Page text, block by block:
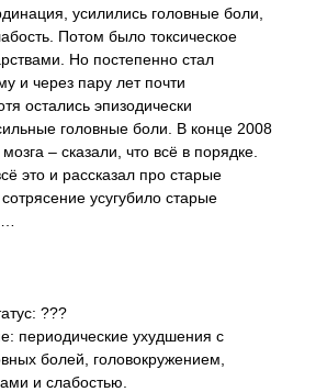
усилились головные боли,
Потом было токсическое
Но постепенно стал
и через пару лет почти
остались эпизодически
головные боли. В конце 2008
– сказали, что всё в порядке.
это и рассказал про старые
усугубило старые
???
периодические ухудшения с
болей, головокружением,
и слабостью.